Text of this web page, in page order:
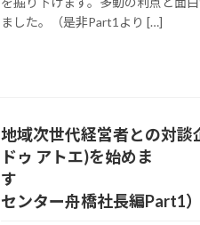
ました。（是非Part1より […]
地域次世代経営者との対談
ドゥ アトエ)を始めま
す （神
センター舟橋社長編Part1）